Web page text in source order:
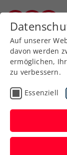
Auf unserer
davon werden
ermöglichen,
zu verbessern.
Essenziell